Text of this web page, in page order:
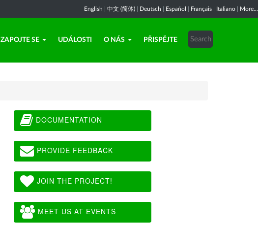
English 中文 (简体) Deutsch Español Français Italiano More...
ZAPOJTE SE UDÁLOSTI O NÁS PŘISPĚJTE
DOCUMENTATION
PROVIDE FEEDBACK
JOIN THE PROJECT!
MEET US AT EVENTS